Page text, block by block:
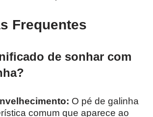
Frequentes
de sonhar com
O pé de galinha
comum que aparece ao